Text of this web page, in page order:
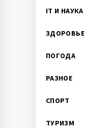
IT И НАУКА
ЗДОРОВЬЕ
ПОГОДА
РАЗНОЕ
СПОРТ
ТУРИЗМ